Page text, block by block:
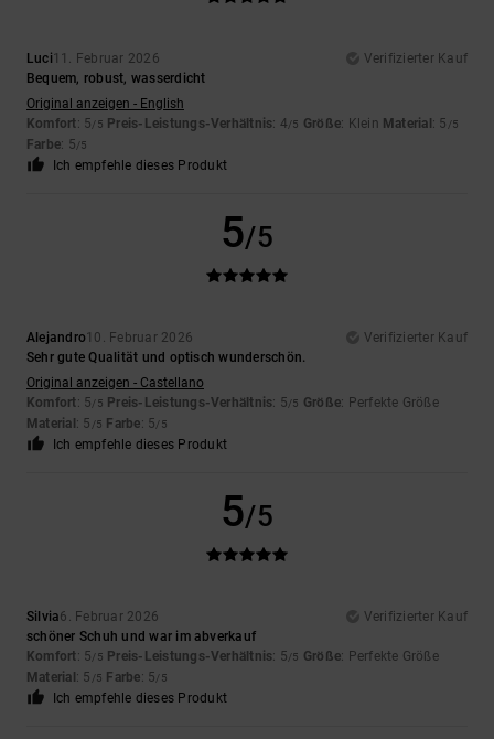
Luci11. Februar 2026
Verifizierter Kauf
Bequem, robust, wasserdicht
Original anzeigen - English
Komfort: 5/5 Preis-Leistungs-Verhältnis: 4/5 Größe: Klein Material : 5 /5
Farbe: 5/5
Ich empfehle dieses Produkt
5/5
Alejandro10. Februar 2026
Verifizierter Kauf
Sehr gute Qualität und optisch wunderschön.
Original anzeigen - Castellano
Komfort: 5/5 Preis-Leistungs-Verhältnis: 5/5 Größe: Perfekte Größe
Material : 5 /5 Farbe: 5/5
Ich empfehle dieses Produkt
5/5
Silvia6. Februar 2026
Verifizierter Kauf
schöner Schuh und war im abverkauf
Komfort: 5/5 Preis-Leistungs-Verhältnis: 5/5 Größe: Perfekte Größe
Material : 5 /5 Farbe: 5/5
Ich empfehle dieses Produkt